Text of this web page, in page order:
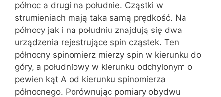
północ a drugi na południe. Cząstki w
strumieniach mają taka samą prędkość. Na
północy jak i na południu znajdują się dwa
urządzenia rejestrujące spin cząstek. Ten
północny spinomierz mierzy spin w kierunku do
góry, a południowy w kierunku odchylonym o
pewien kąt A od kierunku spinomierza
północnego. Porównując pomiary obydwu